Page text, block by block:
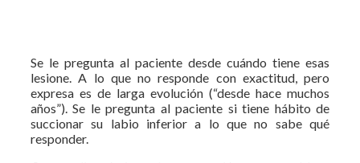
Se le pregunta al paciente desde cuándo tiene esas
lesione. A lo que no responde con exactitud, pero
expresa es de larga evolución (“desde hace muchos
años”). Se le pregunta al paciente si tiene hábito de
succionar su labio inferior a lo que no sabe qué
responder.